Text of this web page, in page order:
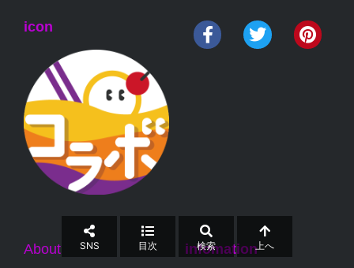
icon
About infomation
SNS 目次 検索 上へ